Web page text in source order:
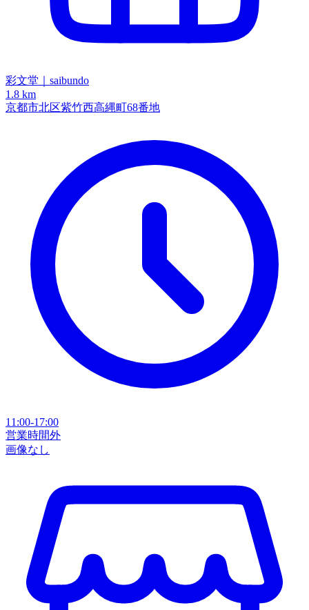
彩文堂｜saibundo
1.8 km
京都市北区紫竹西高縄町68番地
11:00-17:00
営業時間外
画像なし